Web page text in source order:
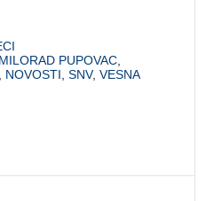
MILORAD PUPOVAC
NOVOSTI ,SNV,VESNA